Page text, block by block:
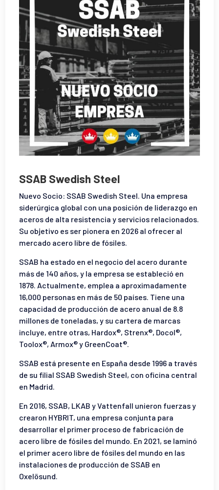
SSAB Swedish Steel
Nuevo Socio: SSAB Swedish Steel. Una empresa
siderúrgica global con una posición de liderazgo en
aceros de alta resistencia y servicios relacionados.
Su objetivo es ser pionera en 2026 al ofrecer al
mercado acero libre de fósiles.
SSAB ha estado en el negocio del acero durante
más de 140 años, y la empresa se estableció en
1878. Actualmente, emplea a aproximadamente
16,000 personas en más de 50 países. Tiene una
capacidad de producción de acero anual de 8.8
millones de toneladas, y su cartera de marcas
incluye, entre otras, Hardox®, Strenx®, Docol®,
Toolox®, Armox® y GreenCoat®.
SSAB está presente en España desde 1996 a través
de su filial SSAB Swedish Steel, con oficina central
en Madrid.
En 2016, SSAB, LKAB y Vattenfall unieron fuerzas y
crearon HYBRIT, una empresa conjunta para
desarrollar el primer proceso de fabricación de
acero libre de fósiles del mundo. En 2021, se laminó
el primer acero libre de fósiles del mundo en las
instalaciones de producción de SSAB en
Oxelösund.